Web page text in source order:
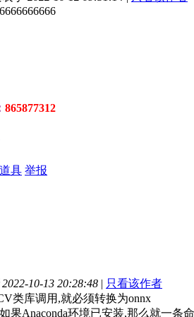
865877312
具 举报
10-13 20:28:48 | 只看该作者
类库调用,就必须转换为onnx
果Anaconda环境已安装,那么就一条